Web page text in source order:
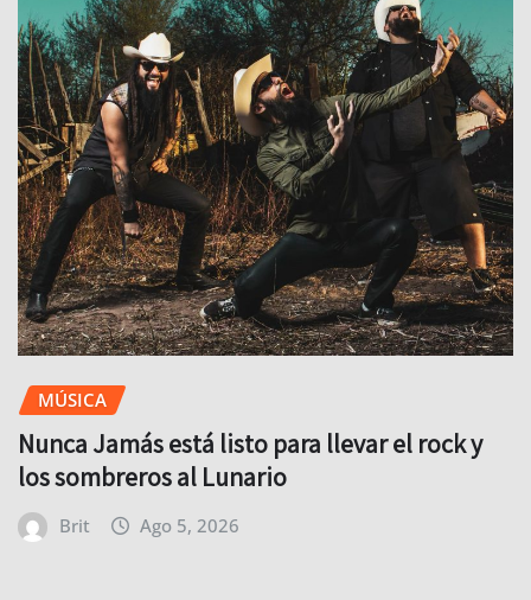
MÚSICA
Nunca Jamás está listo para llevar el rock y
los sombreros al Lunario
Brit Ago 5, 2026